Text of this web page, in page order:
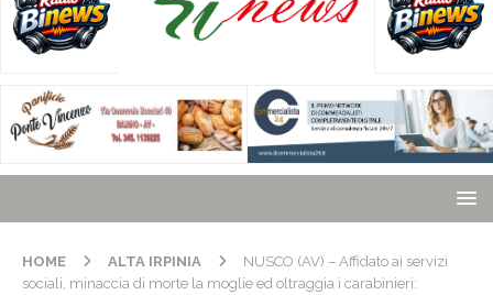
HOME ALTA IRPINIA
NUSCO (AV) – Affidato ai servizi
sociali, minaccia di morte la moglie ed oltraggia i carabinieri: